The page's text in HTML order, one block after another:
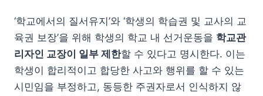
‘학교에서의 질서유지’와 ‘학생의 학습권 및 교사의 교
육권 보장’을 위해 학생의 학교 내 선거운동을 학교관
리자인 교장이 일부 제한할 수 있다고 명시한다. 이는
학생이 합리적이고 합당한 사고와 행위를 할 수 있는
시민임을 부정하고, 동등한 주권자로서 인식하지 않